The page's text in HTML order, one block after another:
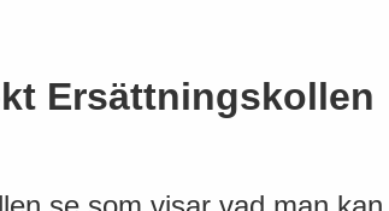
Ersättningskollen